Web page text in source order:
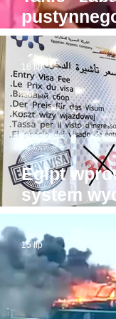
mieć w
pozwolić?!
Egipt
system
Będzie
16 lip
15 lip